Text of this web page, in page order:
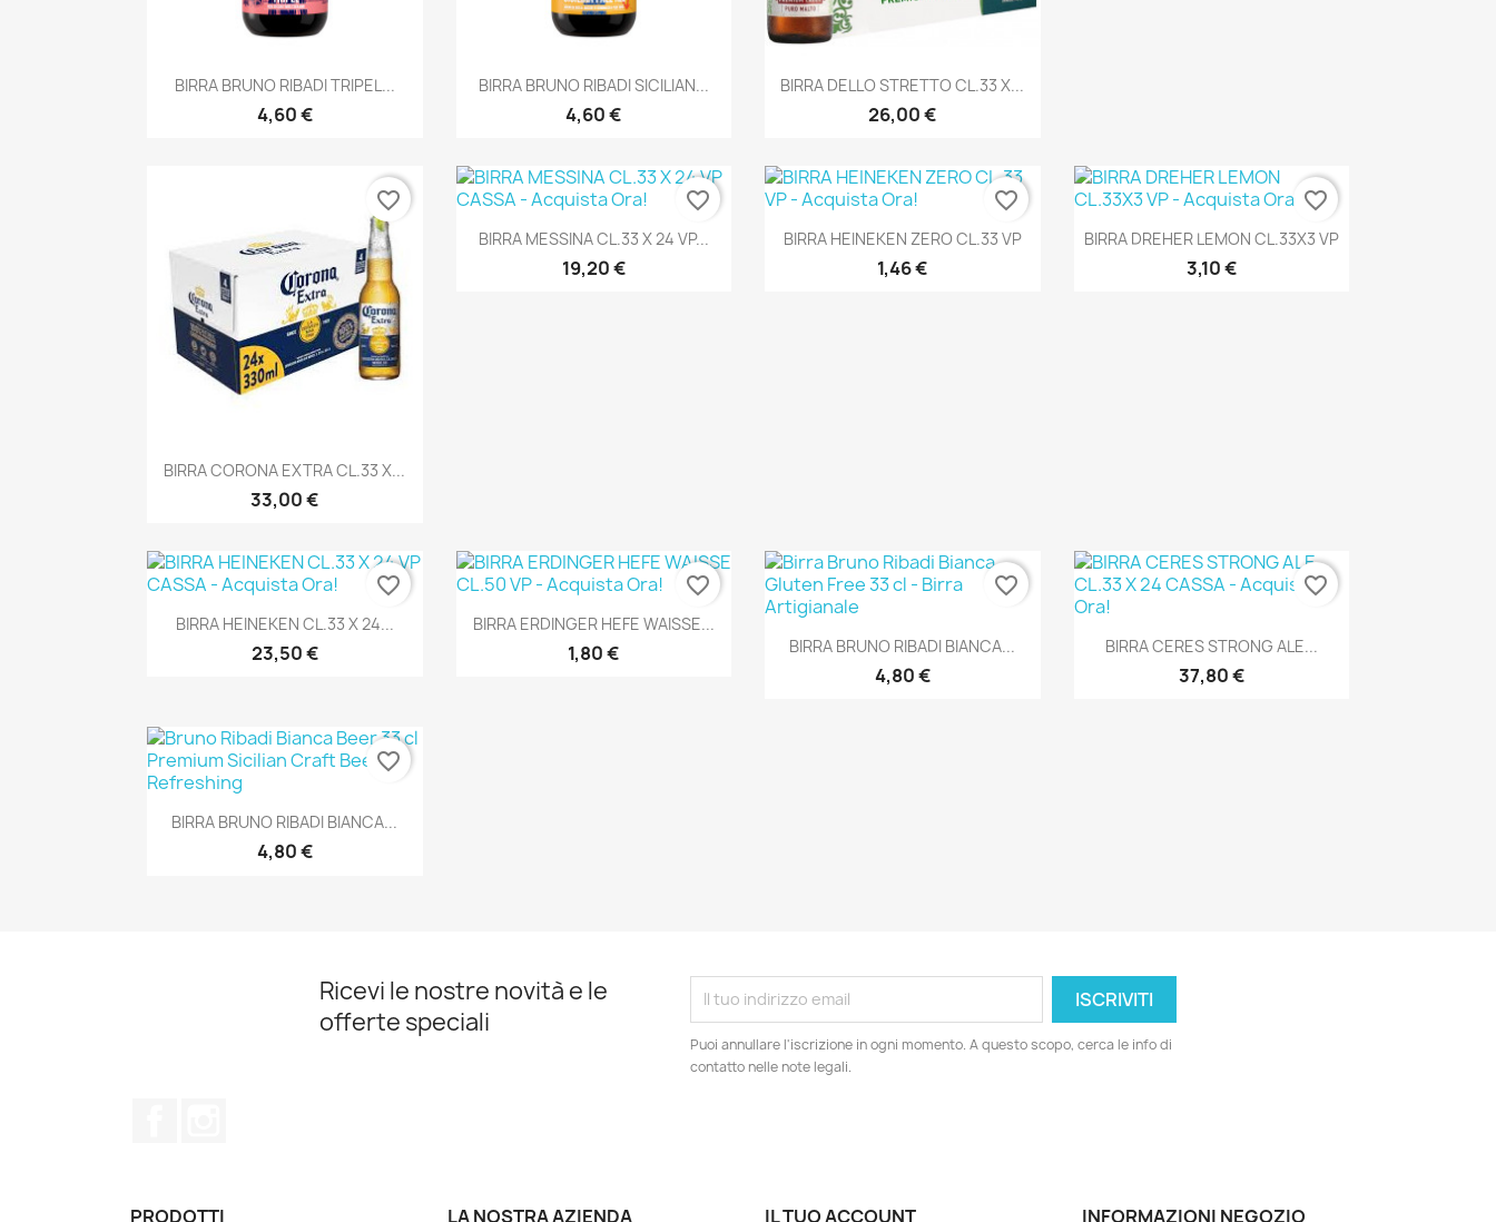
Anteprima
BIRRA BRUNO RIBADI TRIPEL...
4,60 €
Anteprima
BIRRA BRUNO RIBADI SICILIAN...
4,60 €
Anteprima
BIRRA DELLO STRETTO CL.33 X...
26,00 €
Anteprima
BIRRA CORONA EXTRA CL.33 X...
33,00 €
favorite_border
Anteprima
BIRRA MESSINA CL.33 X 24 VP...
19,20 €
favorite_border
Anteprima
BIRRA HEINEKEN ZERO CL.33 VP
1,46 €
favorite_border
Anteprima
BIRRA DREHER LEMON CL.33X3 VP
3,10 €
favorite_border
Anteprima
BIRRA HEINEKEN CL.33 X 24...
23,50 €
favorite_border
Anteprima
BIRRA ERDINGER HEFE WAISSE...
1,80 €
favorite_border
Anteprima
BIRRA BRUNO RIBADI BIANCA...
4,80 €
favorite_border
Anteprima
BIRRA CERES STRONG ALE...
37,80 €
favorite_border
Anteprima
BIRRA BRUNO RIBADI BIANCA...
4,80 €
favorite_border
Ricevi le nostre novità e le
offerte speciali
Puoi annullare l'iscrizione in ogni momento. A questo scopo, cerca le info di
contatto nelle note legali.
PRODOTTI LA NOSTRA AZIENDA IL TUO ACCOUNT INFORMAZIONI NEGOZIO